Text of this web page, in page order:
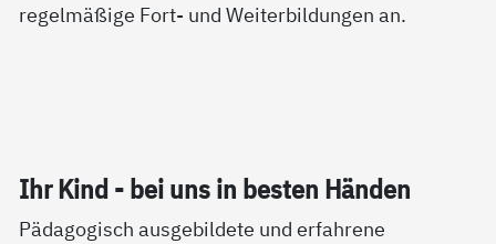
regelmäßige Fort- und Weiterbildungen an.
Ihr Kind - bei uns in bes­ten Hän­den
Pädagogisch ausgebildete und erfahrene